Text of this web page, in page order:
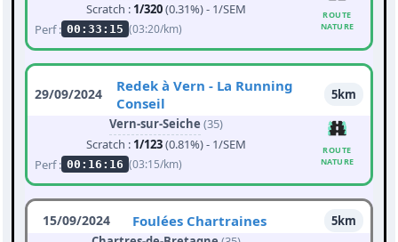
Scratch : 1/320(0.31%) - 1/SEM
Perf : 00:33:15 (03:20/km)
ROUTE
NATURE
29/09/2024
Redek à Vern - La Running
Conseil
5km
Vern-sur-Seiche (35)
Scratch : 1/123(0.81%) - 1/SEM
Perf : 00:16:16 (03:15/km)
ROUTE
NATURE
15/09/2024 Foulées Chartraines
5km